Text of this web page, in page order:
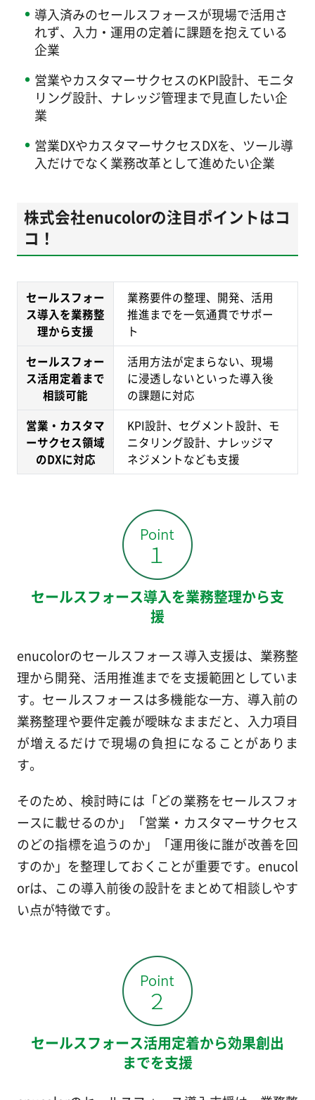
導入済みのセールスフォースが現場で活用さ
れず、入力・運用の定着に課題を抱えている
企業
営業やカスタマーサクセスのKPI設計、モニタ
リング設計、ナレッジ管理まで見直したい企
業
営業DXやカスタマーサクセスDXを、ツール導
入だけでなく業務改革として進めたい企業
株式会社enucolorの注目ポイントはコ
コ！
セールスフォー
ス導入を業務整
理から支援
業務要件の整理、開発、活用
推進までを一気通貫でサポー
ト
セールスフォー
ス活用定着まで
相談可能
活用方法が定まらない、現場
に浸透しないといった導入後
の課題に対応
営業・カスタマ
ーサクセス領域
のDXに対応
KPI設計、セグメント設計、モ
ニタリング設計、ナレッジマ
ネジメントなども支援
セールスフォース導入を業務整理から支
援
enucolorのセールスフォース導入支援は、業務整
理から開発、活用推進までを支援範囲としていま
す。セールスフォースは多機能な一方、導入前の
業務整理や要件定義が曖昧なままだと、入力項目
が増えるだけで現場の負担になることがありま
す。
そのため、検討時には「どの業務をセールスフォ
ースに載せるのか」「営業・カスタマーサクセス
のどの指標を追うのか」「運用後に誰が改善を回
すのか」を整理しておくことが重要です。enucol
orは、この導入前後の設計をまとめて相談しやす
い点が特徴です。
セールスフォース活用定着から効果創出
までを支援